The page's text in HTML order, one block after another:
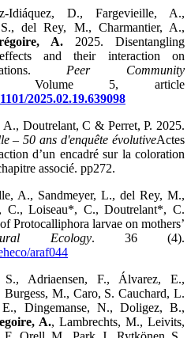
Idiáquez, D., Fargevieille, A.,
del Rey, M., Charmantier, A.,
A.2025. Disentangling
and their interaction on
Peer Community
Volume 5, article
2025.02.19.639098
Doutrelant, C & Perret, P. 2025.
– 50 ans d'enquête évolutiveActes
d’un encadré sur la coloration
associé. pp272.
A., Sandmeyer, L., del Rey, M.,
C., Loiseau*, C., Doutrelant*, C.
Protocalliphora larvae on mothers’
Ecology. 36 (4).
araf044
Adriaensen, F., Álvarez, E.,
M., Caro, S. Cauchard, L.
Dingemanse, N., Doligez, B.,
A., Lambrechts, M., Leivits,